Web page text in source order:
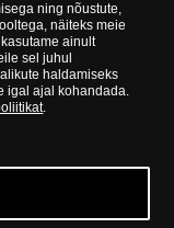
oma teadmisi,
Tänu sellele pakub
tooteid.
4, 10151
ning nõustute,
näiteks meie
ainult
sel juhul
haldamiseks
igal ajal kohandada.
.